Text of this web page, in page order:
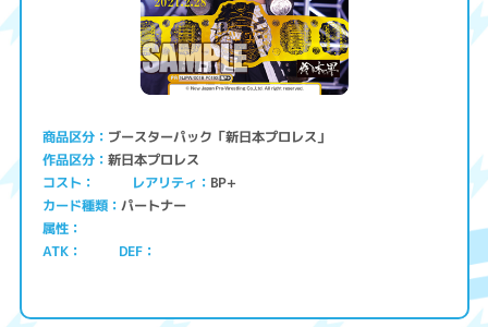
商品区分 ブースターパック「新日本プロレス」
作品区分 新日本プロレス
コスト レアリティ BP+
カード種類 パートナー
属性
ATK
DEF